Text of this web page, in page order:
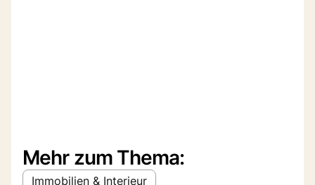
Mehr zum Thema:
Immobilien & Interieur